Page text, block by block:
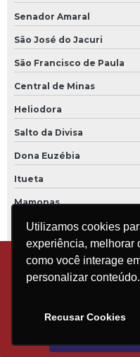
Receba dicas
Assine a
Utilizamos cookies
experiência, melhorar
como você interage
personalizar conteúdo.
Recusar Cookies
Senador Amaral
São José do Jacuri
São Francisco de Paula
Central de Minas
Heliodora
Salto da Divisa
Dona Euzébia
Itueta
Mamonas
Bandeira do Sul
Nova União
Botumirim